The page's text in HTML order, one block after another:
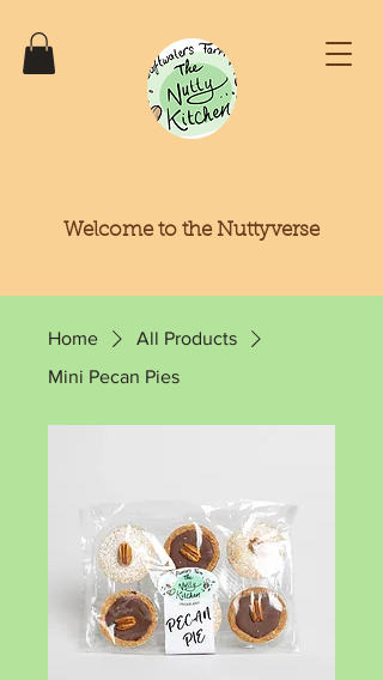
Welcome to the Nuttyverse
Home
All Products
Mini Pecan Pies